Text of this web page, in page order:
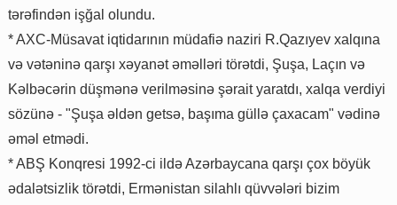
tərəfindən işğal olundu.
* AXC-Müsavat iqtidarının müdafiə naziri R.Qazıyev xalqına
və vətəninə qarşı xəyanət əməlləri törətdi, Şuşa, Laçın və
Kəlbəcərin düşmənə verilməsinə şərait yaratdı, xalqa verdiyi
sözünə - "Şuşa əldən getsə, başıma güllə çaxacam" vədinə
əməl etmədi.
* ABŞ Konqresi 1992-ci ildə Azərbaycana qarşı çox böyük
ədalətsizlik törətdi, Ermənistan silahlı qüvvələri bizim